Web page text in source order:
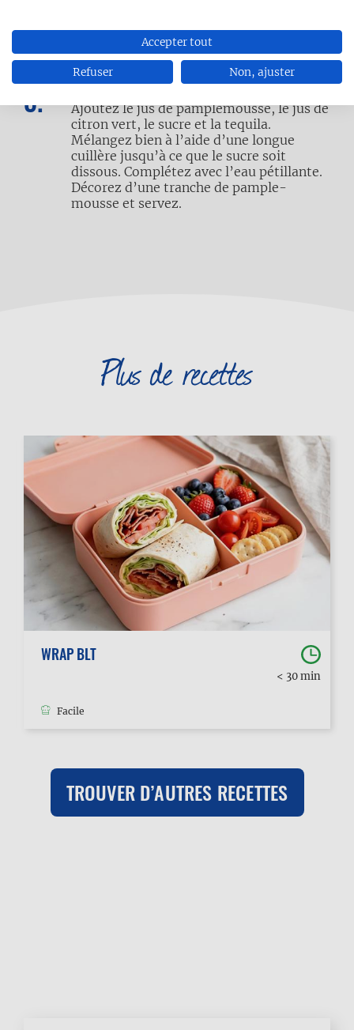
Remplissez le verre de glaçons.
Ajoutez le jus de pamplemousse, le jus de
citron vert, le sucre et la tequila.
Mélangez bien à l’aide d’une longue
cuillère jusqu’à ce que le sucre soit
dissous. Complétez avec l’eau pétillante.
Décorez d’une tranche de pample-
mousse et servez.
Plus de recettes
WRAP BLT
< 30 min
Facile
TROUVER D’AUTRES RECETTES
Accepter tout
Refuser Non, ajuster